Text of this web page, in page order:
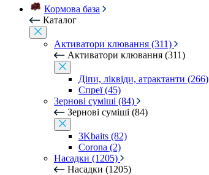
Кормова база
Каталог
Активатори клювання (311)
Активатори клювання (311)
Діпи, ліквіди, атрактанти (266)
Спреї (45)
Зернові суміші (84)
Зернові суміші (84)
3Kbaits (82)
Corona (2)
Насадки (1205)
Насадки (1205)